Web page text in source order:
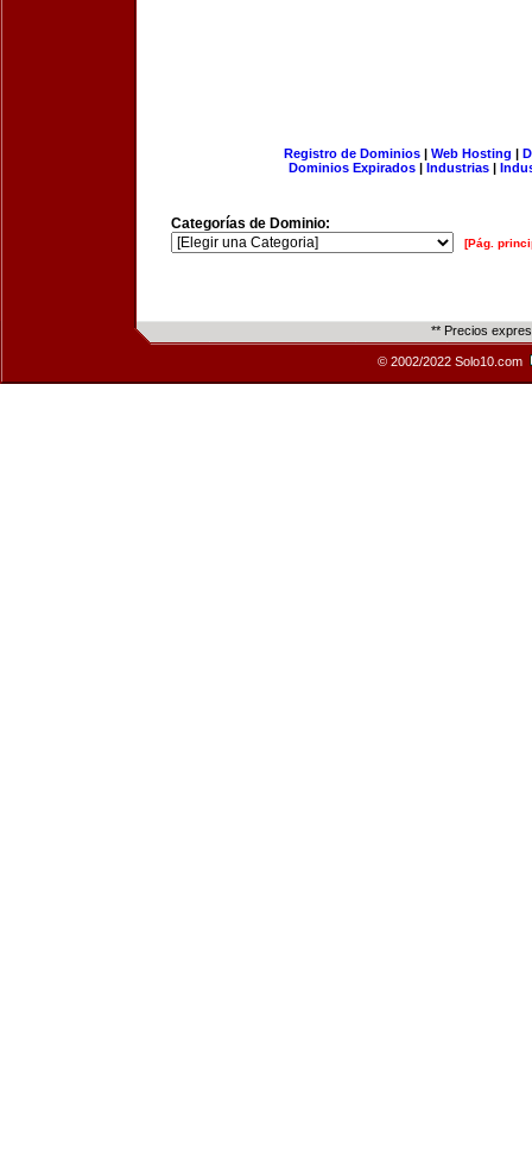
Registro de Dominios| Web Hosting |
Dominios Expirados | Industrias |
Categorías de Dominio:
[Pág.
** Precios
© 2002/2022 Solo10.com